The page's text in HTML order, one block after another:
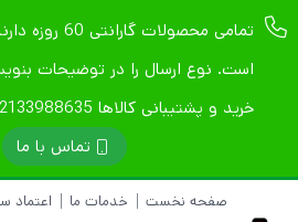
تمامی محصولات
است. نوع ارسال را در توضیحات
خرید و پشتیبانی کالاها 02133988635 - 09125079825
تماس با ما
صفحه نخست خدمات ما اعتماد